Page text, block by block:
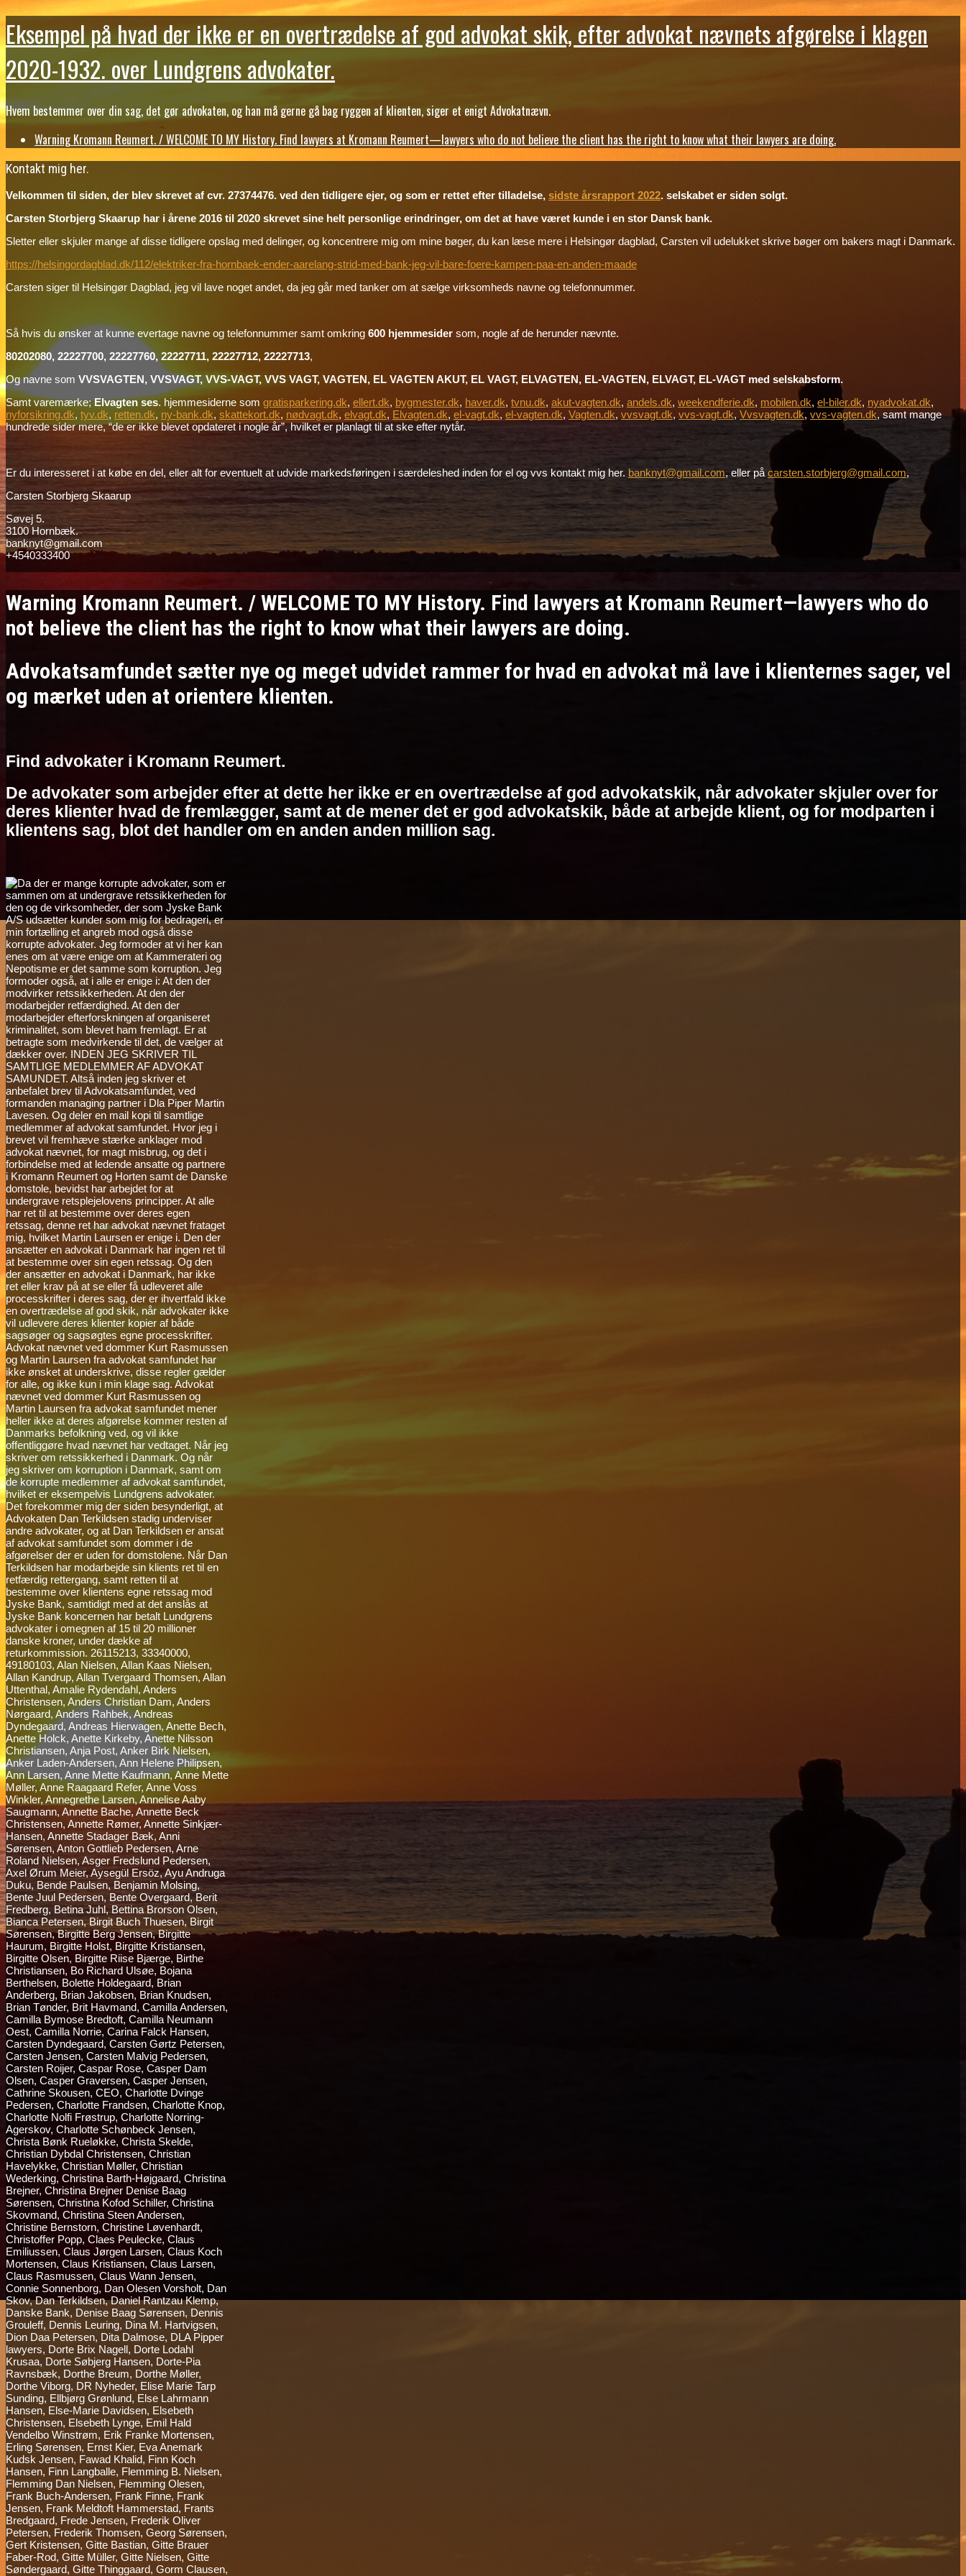
Eksempel på hvad der ikke er en overtrædelse af god advokat skik, efter advokat nævnets afgørelse i klagen
2020-1932. over Lundgrens advokater.
Hvem bestemmer over din sag, det gør advokaten, og han må gerne gå bag ryggen af klienten, siger et enigt Advokatnævn.
Warning Kromann Reumert. / WELCOME TO MY History. Find lawyers at Kromann Reumert—lawyers who do not believe the client has the right to know what their lawyers are doing.
Kontakt mig her.
Velkommen til siden, der blev skrevet af cvr. 27374476. ved den tidligere ejer, og som er rettet efter tilladelse, sidste årsrapport 2022. selskabet er siden solgt.
Carsten Storbjerg Skaarup har i årene 2016 til 2020 skrevet sine helt personlige erindringer, om det at have været kunde i en stor Dansk bank.
Sletter eller skjuler mange af disse tidligere opslag med delinger, og koncentrere mig om mine bøger, du kan læse mere i Helsingør dagblad, Carsten vil udelukket skrive bøger om bakers magt i Danmark.
https://helsingordagblad.dk/112/elektriker-fra-hornbaek-ender-aarelang-strid-med-bank-jeg-vil-bare-foere-kampen-paa-en-anden-maade
Carsten siger til Helsingør Dagblad, jeg vil lave noget andet, da jeg går med tanker om at sælge virksomheds navne og telefonnummer.
Så hvis du ønsker at kunne evertage navne og telefonnummer samt omkring 600 hjemmesider som, nogle af de herunder nævnte.
80202080, 22227700, 22227760, 22227711, 22227712, 22227713,
Og navne som VVSVAGTEN, VVSVAGT, VVS-VAGT, VVS VAGT, VAGTEN, EL VAGTEN AKUT, EL VAGT, ELVAGTEN, EL-VAGTEN, ELVAGT, EL-VAGT med selskabsform.
Samt varemærke;Elvagten ses. hjemmesiderne som gratisparkering.dk, ellert.dk, bygmester.dk, haver.dk, tvnu.dk, akut-vagten.dk, andels.dk, weekendferie.dk, mobilen.dk, el-biler.dk, nyadvokat.dk,
nyforsikring.dk, tyv.dk, retten.dk, ny-bank.dk, skattekort.dk, nødvagt.dk, elvagt.dk, Elvagten.dk, el-vagt.dk, el-vagten.dk, Vagten.dk, vvsvagt.dk, vvs-vagt.dk, Vvsvagten.dk, vvs-vagten.dk, samt mange
hundrede sider mere, “de er ikke blevet opdateret i nogle år”, hvilket er planlagt til at ske efter nytår.
Er du interesseret i at købe en del, eller alt for eventuelt at udvide markedsføringen i særdeleshed inden for el og vvs kontakt mig her. banknyt@gmail.com, eller på carsten.storbjerg@gmail.com,
Carsten Storbjerg Skaarup
Søvej 5.
3100 Hornbæk.
banknyt@gmail.com
+4540333400
Warning Kromann Reumert. / WELCOME TO MY History. Find lawyers at Kromann Reumert—lawyers who do
not believe the client has the right to know what their lawyers are doing.
Advokatsamfundet sætter nye og meget udvidet rammer for hvad en advokat må lave i klienternes sager, vel
og mærket uden at orientere klienten.
Find advokater i Kromann Reumert.
De advokater som arbejder efter at dette her ikke er en overtrædelse af god advokatskik, når advokater skjuler over for
deres klienter hvad de fremlægger, samt at de mener det er god advokatskik, både at arbejde klient, og for modparten i
klientens sag, blot det handler om en anden anden million sag.